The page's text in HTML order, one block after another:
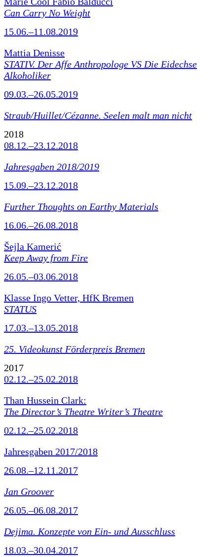
Can Carry No Weight
15.06.–11.08.2019
Mattia Denisse
STATIV. Der Affe Anthropologe VS Die Eidechse
Alkoholiker
09.03.–26.05.2019
Straub/Huillet/Cézanne. Seelen malt man nicht
2018
08.12.–23.12.2018
Jahresgaben 2018/2019
15.09.–23.12.2018
Further Thoughts on Earthy Materials
16.06.–26.08.2018
Šejla Kamerić
Keep Away from Fire
26.05.–03.06.2018
Klasse Ingo Vetter, HfK Bremen
STATUS
17.03.–13.05.2018
25. Videokunst Förderpreis Bremen
2017
02.12.–25.02.2018
Than Hussein Clark:
The Director’s Theatre Writer’s Theatre
02.12.–25.02.2018
Jahresgaben 2017/2018
26.08.–12.11.2017
Jan Groover
26.05.–06.08.2017
Dejima. Konzepte von Ein- und Ausschluss
18.03.–30.04.2017